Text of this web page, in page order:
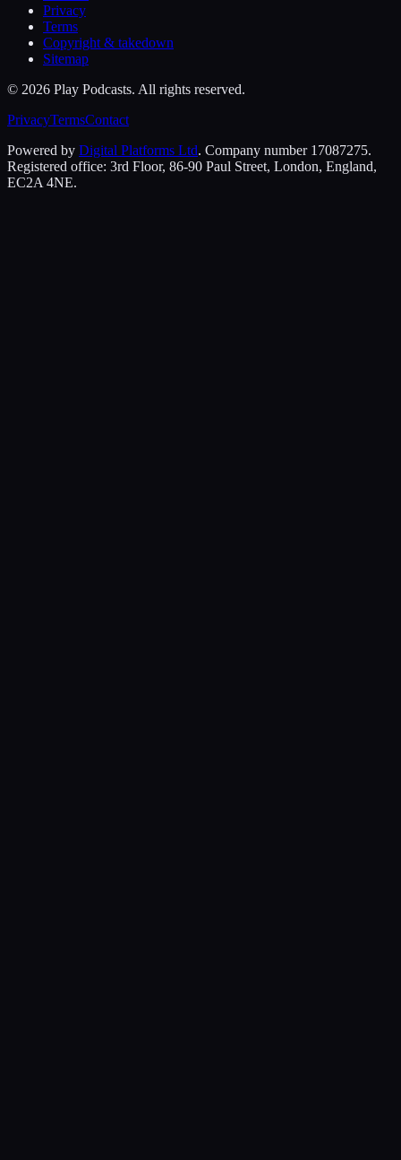
Privacy
Terms
Copyright & takedown
Sitemap
© 2026 Play Podcasts. All rights reserved.
PrivacyTermsContact
Powered by Digital Platforms Ltd. Company number 17087275.
Registered office: 3rd Floor, 86-90 Paul Street, London, England,
EC2A 4NE.